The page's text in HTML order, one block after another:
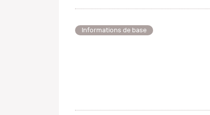
Informations de base